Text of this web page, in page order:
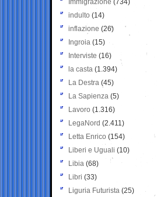
Immigrazione (734)
indulto (14)
inflazione (26)
Ingroia (15)
Interviste (16)
la casta (1.394)
La Destra (45)
La Sapienza (5)
Lavoro (1.316)
LegaNord (2.411)
Letta Enrico (154)
Liberi e Uguali (10)
Libia (68)
Libri (33)
Liguria Futurista (25)